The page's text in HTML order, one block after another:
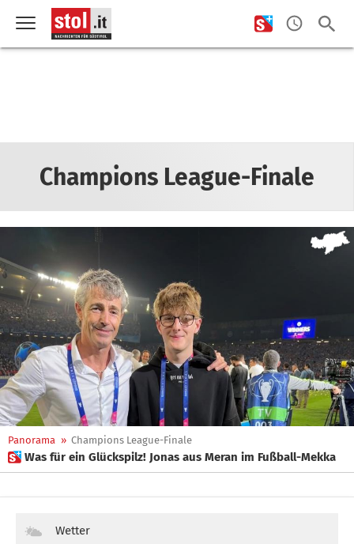
Champions League-Finale
Panorama » Champions League-Finale
 Was für ein Glückspilz! Jonas aus Meran im Fußball-Mekka
Wetter